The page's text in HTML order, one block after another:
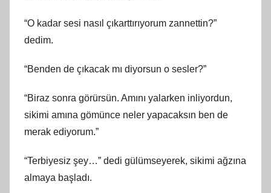
“O kadar sesi nasıl çıkarttırıyorum zannettin?”
dedim.
“Benden de çıkacak mı diyorsun o sesler?”
“Biraz sonra görürsün. Amını yalarken inliyordun,
sikimi amına gömünce neler yapacaksın ben de
merak ediyorum.”
“Terbiyesiz şey…” dedi gülümseyerek, sikimi ağzına
almaya başladı.